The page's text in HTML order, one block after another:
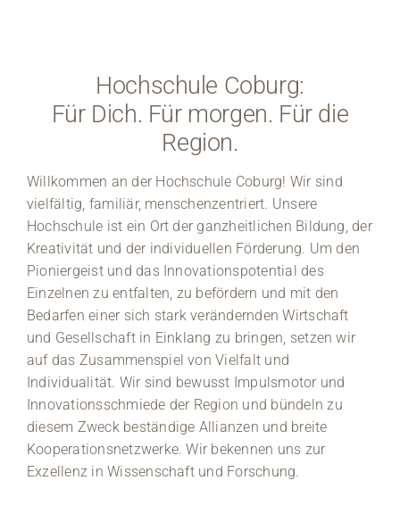
Hochschule Coburg:
Für Dich. Für morgen. Für die
Region.
Willkommen an der Hochschule Coburg! Wir sind
vielfältig, familiär, menschenzentriert. Unsere
Hochschule ist ein Ort der ganzheitlichen Bildung, der
Kreativität und der individuellen Förderung. Um den
Pioniergeist und das Innovationspotential des
Einzelnen zu entfalten, zu befördern und mit den
Bedarfen einer sich stark verändernden Wirtschaft
und Gesellschaft in Einklang zu bringen, setzen wir
auf das Zusammenspiel von Vielfalt und
Individualität. Wir sind bewusst Impulsmotor und
Innovationsschmiede der Region und bündeln zu
diesem Zweck beständige Allianzen und breite
Kooperationsnetzwerke. Wir bekennen uns zur
Exzellenz in Wissenschaft und Forschung.